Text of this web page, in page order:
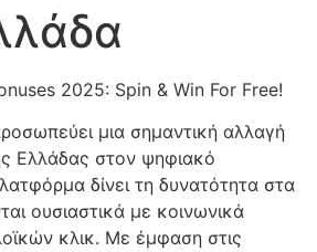
μια σημαντική αλλαγή
Ελλάδας στον ψηφιακό
δίνει τη δυνατότητα στα
ουσιαστικά με κοινωνικά
κλικ. Με έμφαση στις